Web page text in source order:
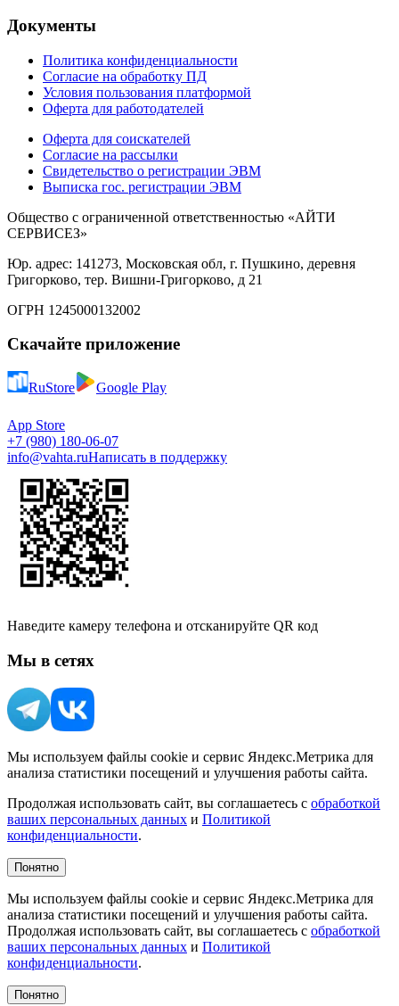
Документы
Политика конфиденциальности
Согласие на обработку ПД
Условия пользования платформой
Оферта для работодателей
Оферта для соискателей
Согласие на рассылки
Свидетельство о регистрации ЭВМ
Выписка гос. регистрации ЭВМ
Общество с ограниченной ответственностью «АЙТИ
СЕРВИСЕЗ»
Юр. адрес: 141273, Московская обл, г. Пушкино, деревня
Григорково, тер. Вишни-Григорково, д 21
ОГРН 1245000132002
Скачайте приложение
RuStore Google Play
App Store
+7 (980) 180-06-07
info@vahta.ruНаписать в поддержку
Наведите камеру телефона и отсканируйте QR код
Мы в сетях
Мы используем файлы cookie и сервис Яндекс.Метрика для
анализа статистики посещений и улучшения работы сайта.
Продолжая использовать сайт, вы соглашаетесь с обработкой
ваших персональных данных и Политикой
конфиденциальности.
Понятно
Мы используем файлы cookie и сервис Яндекс.Метрика для
анализа статистики посещений и улучшения работы сайта.
Продолжая использовать сайт, вы соглашаетесь с обработкой
ваших персональных данных и Политикой
конфиденциальности.
Понятно